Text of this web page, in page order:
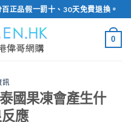
正品假一罰十、30天免費退換。
0
訊
國果凍會產生什
應